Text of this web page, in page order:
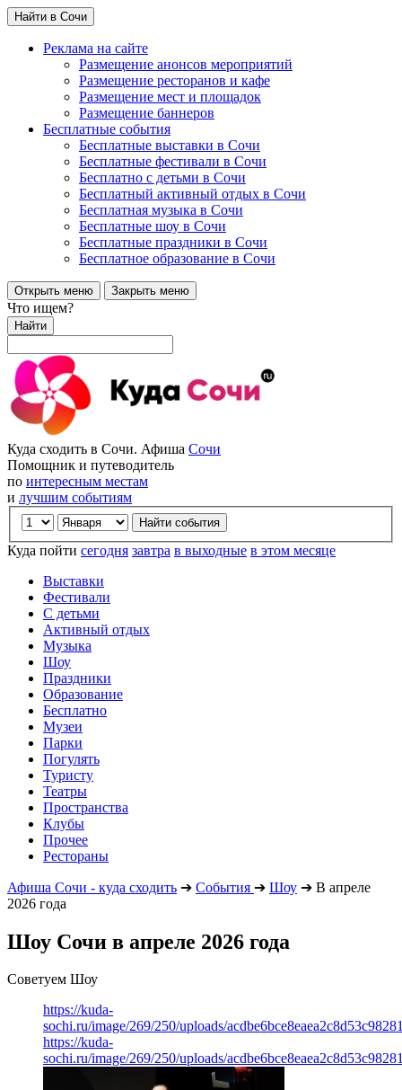
Найти в Сочи
Реклама на сайте
Размещение анонсов мероприятий
Размещение ресторанов и кафе
Размещение мест и площадок
Размещение баннеров
Бесплатные события
Бесплатные выставки в Сочи
Бесплатные фестивали в Сочи
Бесплатно с детьми в Сочи
Бесплатный активный отдых в Сочи
Бесплатная музыка в Сочи
Бесплатные шоу в Сочи
Бесплатные праздники в Сочи
Бесплатное образование в Сочи
Открыть меню Закрыть меню
Что ищем?
Найти
Куда сходить в Сочи. Афиша Сочи
Помощник и путеводитель
по интересным местам
и лучшим событиям
Куда пойти сегодня завтра в выходные в этом месяце
Выставки
Фестивали
С детьми
Активный отдых
Музыка
Шоу
Праздники
Образование
Бесплатно
Музеи
Парки
Погулять
Туристу
Театры
Пространства
Клубы
Прочее
Рестораны
Афиша Сочи - куда сходить ➔ События ➔ Шоу ➔ В апреле
2026 года
Шоу Сочи в апреле 2026 года
Советуем Шоу
https://kuda-
sochi.ru/image/269/250/uploads/
https://kuda-
sochi.ru/image/269/250/uploads/